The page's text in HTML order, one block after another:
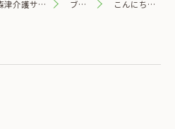
弥富市の介護なら株式会社森津介護サービス ブログ こんにちは😊